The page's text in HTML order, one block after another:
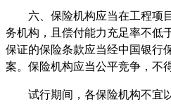
六、保险机构应当在工程项
务机构，且偿付能力充足率不低
保证的保险条款应当经中国银行
案。保险机构应当公平竞争，不
试行期间，各保险机构不宜